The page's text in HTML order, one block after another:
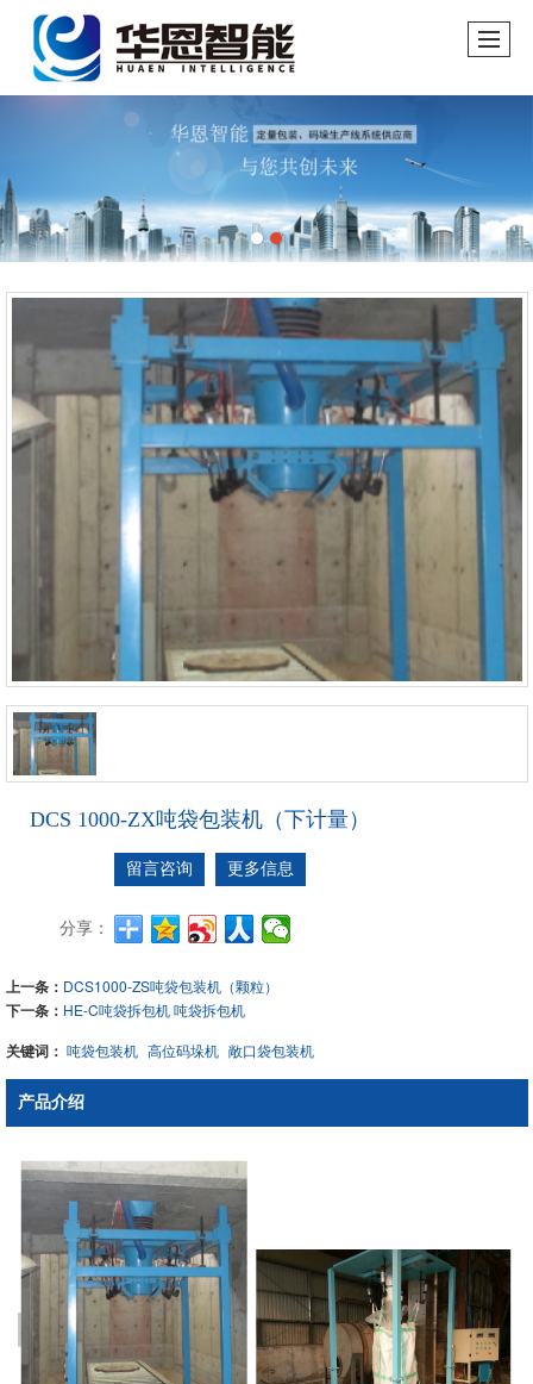
DCS 1000-ZX吨袋包装机（下计量）
留言咨询 更多信息
分享：
上一条： DCS1000-ZS吨袋包装机（颗粒）
下一条： HE-C吨袋拆包机 吨袋拆包机
关键词： 吨袋包装机 高位码垛机 敞口袋包装机
产品介绍